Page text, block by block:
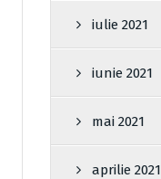
iulie 2021
iunie 2021
mai 2021
aprilie 2021